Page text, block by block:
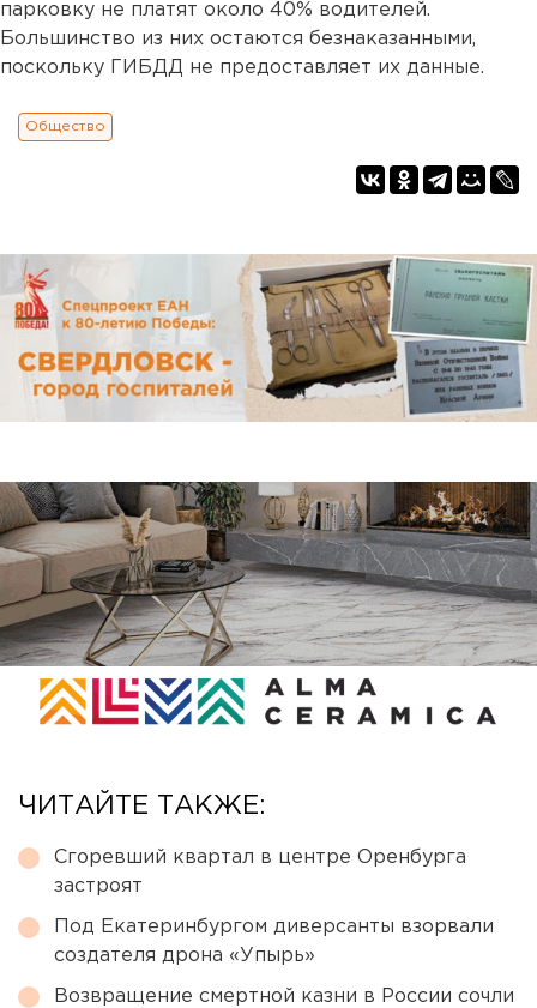
парковку не платят около 40% водителей.
Большинство из них остаются безнаказанными,
поскольку ГИБДД не предоставляет их данные.
Общество
ЧИТАЙТЕ ТАКЖЕ:
Сгоревший квартал в центре Оренбурга
застроят
Под Екатеринбургом диверсанты взорвали
создателя дрона «Упырь»
Возвращение смертной казни в России сочли